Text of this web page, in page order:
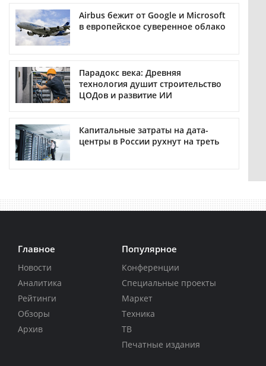
Airbus бежит от Google и Microsoft
в европейское суверенное облако
Парадокс века: Древняя
технология душит строительство
ЦОДов и развитие ИИ
Капитальные затраты на дата-
центры в России рухнут на треть
Главное
Новости
Аналитика
Рейтинги
Обзоры
Архив
Популярное
Конференции
Специальные проекты
Маркет
Техника
ТВ
Печатные издания